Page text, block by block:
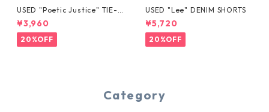
USED "Poetic Justice" TIE-D
YE TEE
¥3,960
20%OFF
USED "Lee" DENIM SHORTS
¥5,720
20%OFF
Category